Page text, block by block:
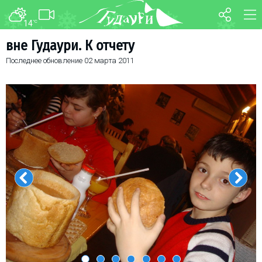
14°C
вне Гудаури. К отчету
Последнее обновление 02 марта 2011
ФОРУМ
ТРАНСФЕР
О курорте
Схема трасс
Ски-пасс
Инструкторы
Прокат
Ски-сервис
Дети в Гудаури
Развлечения
Календарь событий
Телеграм-канал
Гудаури
INFO